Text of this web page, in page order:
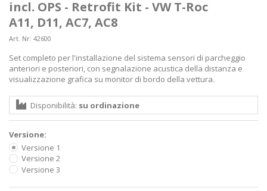
incl. OPS - Retrofit Kit - VW T-Roc
A11, D11, AC7, AC8
Art. Nr: 42600
Set completo per l'installazione del sistema sensori di parcheggio
anteriori e posteriori, con segnalazione acustica della distanza e
visualizzazione grafica su monitor di bordo della vettura.
Disponibilità: su ordinazione
Versione:
Versione 1
Versione 2
Versione 3